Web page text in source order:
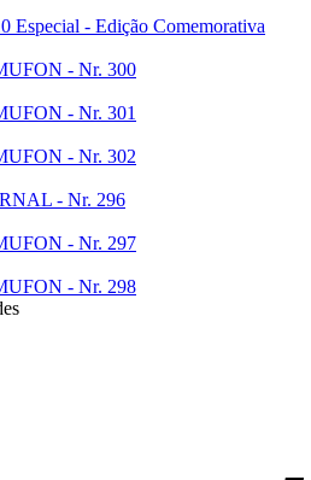
Especial - Edição Comemorativa
- Nr. 300
- Nr. 301
- Nr. 302
- Nr. 296
- Nr. 297
- Nr. 298